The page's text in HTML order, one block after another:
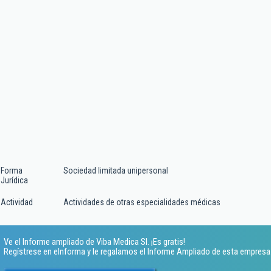
Forma
Jurídica
Sociedad limitada unipersonal
Actividad Actividades de otras especialidades médicas
Ve el Informe ampliado de Viba Medica Sl. ¡Es gratis!
Regístrese en eInforma y le regalamos el Informe Ampliado de esta empresa